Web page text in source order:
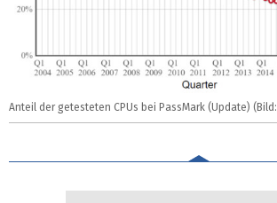
Anteil der getesteten CPUs bei PassMark (Update) (Bild: